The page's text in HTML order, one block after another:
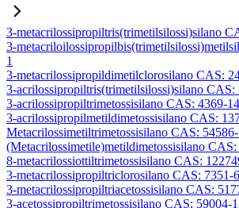
3-metacrilossipropiltris(trimetilsilossi)silano
3-
1
3-metacrilossipropildimetilclorosilano CAS:
3-acrilossipropiltris(trimetilsilossi)silano CAS:
3-acrilossipropiltrimetossisilano CAS: 4369-
3-acrilossipropilmetildimetossisilano CAS:
Metacrilossimetiltrimetossisilano CAS:
(Metacrilossimetile)metildimetossisilano
8-metacrilossiottiltrimetossisilano CAS:
3-metacrilossipropiltriclorosilano CAS: 7351-
3-metacrilossipropiltriacetossisilano CAS:
3-acetossipropiltrimetossisilano CAS: 59004-